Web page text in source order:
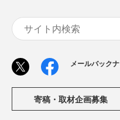
メールバック
寄稿・取材企画募集